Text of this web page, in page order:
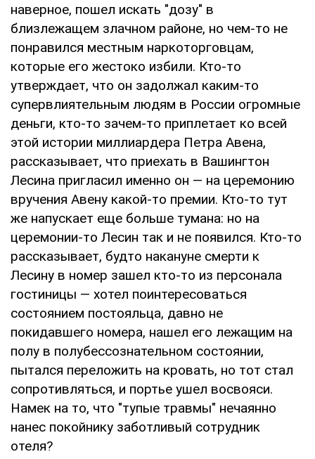
наверное, пошел искать "дозу" в
близлежащем злачном районе, но чем-то не
понравился местным наркоторговцам,
которые его жестоко избили. Кто-то
утверждает, что он задолжал каким-то
супервлиятельным людям в России огромные
деньги, кто-то зачем-то приплетает ко всей
этой истории миллиардера Петра Авена,
рассказывает, что приехать в Вашингтон
Лесина пригласил именно он — на церемонию
вручения Авену какой-то премии. Кто-то тут
же напускает еще больше тумана: но на
церемонии-то Лесин так и не появился. Кто-то
рассказывает, будто накануне смерти к
Лесину в номер зашел кто-то из персонала
гостиницы — хотел поинтересоваться
состоянием постояльца, давно не
покидавшего номера, нашел его лежащим на
полу в полубессознательном состоянии,
пытался переложить на кровать, но тот стал
сопротивляться, и портье ушел восвояси.
Намек на то, что "тупые травмы" нечаянно
нанес покойнику заботливый сотрудник
отеля?